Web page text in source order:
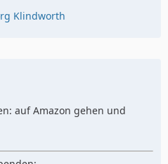
Klindworth
auf Amazon gehen und